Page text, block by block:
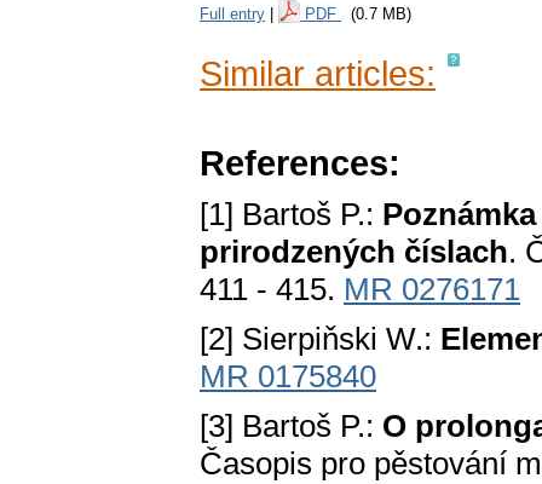
Full entry PDF (0.7 MB)
Similar articles:
References:
[1] Bartoš P.:
prirodzených číslach.
411 - 415. MR 0276171
[2] Sierpiňski W.:
MR 0175840
[3] Bartoš P.: O
Časopis pro pěstování